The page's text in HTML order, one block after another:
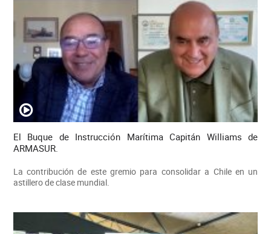
El Buque de Instrucción Marítima Capitán Williams de
ARMASUR.
La contribución de este gremio para consolidar a Chile en un
astillero de clase mundial.